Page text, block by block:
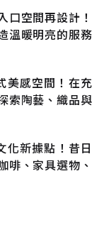
口空間再設計！
溫暖明亮的服務
美感空間！在充
索陶藝、織品與
新據點！昔日
啡、家具選物、